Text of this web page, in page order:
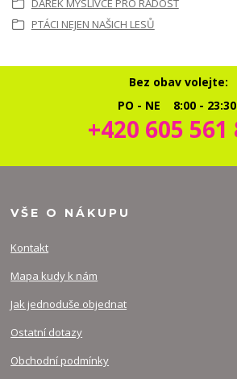
DÁREK MYSLIVCE PRO RADOST
PTÁCI NEJEN NAŠICH LESŮ
Bez obav volejte:
PO - NE 8:00 -
+420 605 561
VŠE O NÁKUPU
Kontakt
Mapa kudy k nám
Jak jednoduše objednat
Ostatní dotazy
Obchodní podmínky